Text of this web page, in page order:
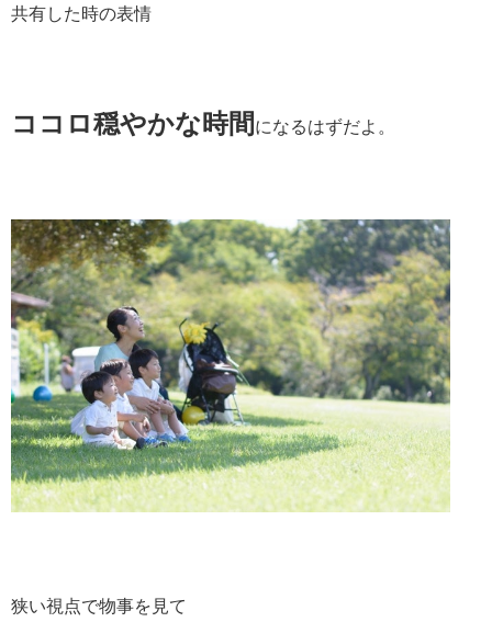
共有した時の表情
ココロ穏やかな時間になるはずだよ。
狭い視点で物事を見て